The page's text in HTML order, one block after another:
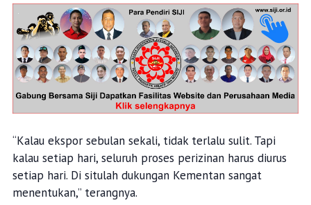
“Kalau ekspor sebulan sekali, tidak terlalu sulit. Tapi
kalau setiap hari, seluruh proses perizinan harus diurus
setiap hari. Di situlah dukungan Kementan sangat
menentukan,” terangnya.